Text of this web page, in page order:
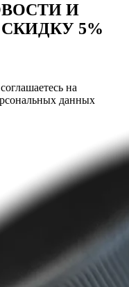
И
СКИДКУ 5%
на
данных